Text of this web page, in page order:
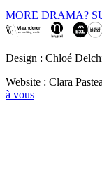
MORE DRAMA?
Design : Chloé
Website : Clara
à vous